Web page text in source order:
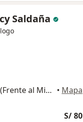
Saldaña
Av. Javier Prado Este 2430 (Frente al Ministerio de Cultura y Banco de la Nación), Lima • Mapa
S/ 80